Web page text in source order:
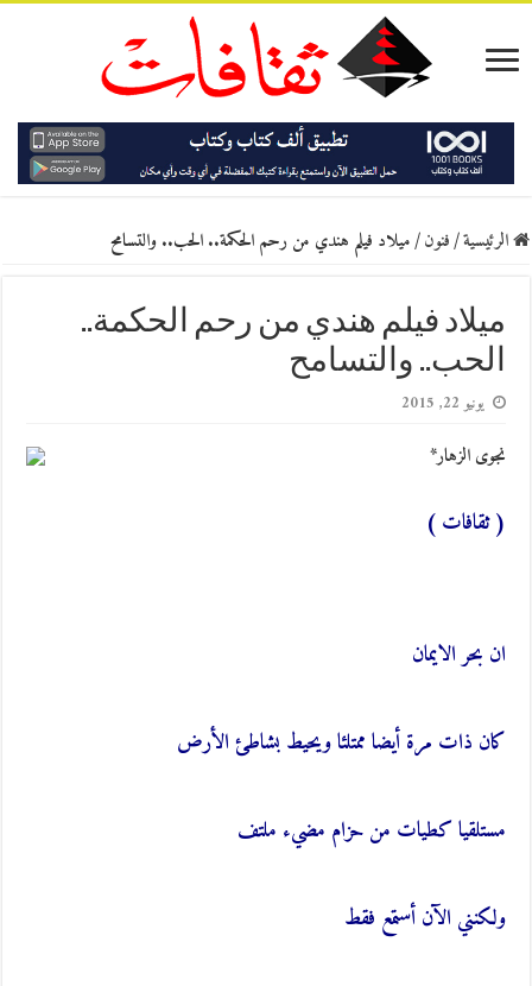
الرئيسية/فنون/ميلاد فيلم هندي من رحم الحكمة.. الحب.. والتسامح
ميلاد فيلم هندي من رحم الحكمة..
الحب.. والتسامح
يونيو 22, 2015
نجوى الزهار*
( ثقافات )
ان بحر الايمان
كان ذات مرة أيضا ممتلئا ويحيط بشاطئ الأرض
مستلقيا كطيات من حزام مضيء ملتف
ولكنني الآن أستمع فقط